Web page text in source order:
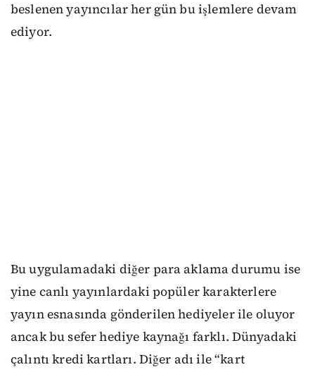
beslenen yayıncılar her gün bu işlemlere devam
ediyor.
Bu uygulamadaki diğer para aklama durumu ise
yine canlı yayınlardaki popüler karakterlere
yayın esnasında gönderilen hediyeler ile oluyor
ancak bu sefer hediye kaynağı farklı. Dünyadaki
çalıntı kredi kartları. Diğer adı ile “kart